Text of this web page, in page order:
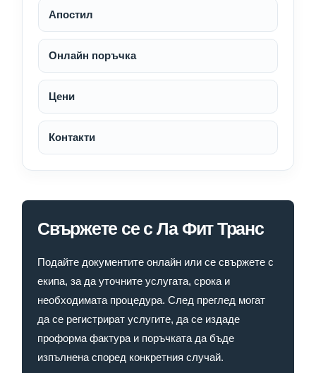
Апостил
Онлайн поръчка
Цени
Контакти
Свържете се с Ла Фит Транс
Подайте документите онлайн или се свържете с
екипа, за да уточните услугата, срока и
необходимата процедура. След преглед могат
да се регистрират услугите, да се издаде
проформа фактура и поръчката да бъде
изпълнена според конкретния случай.